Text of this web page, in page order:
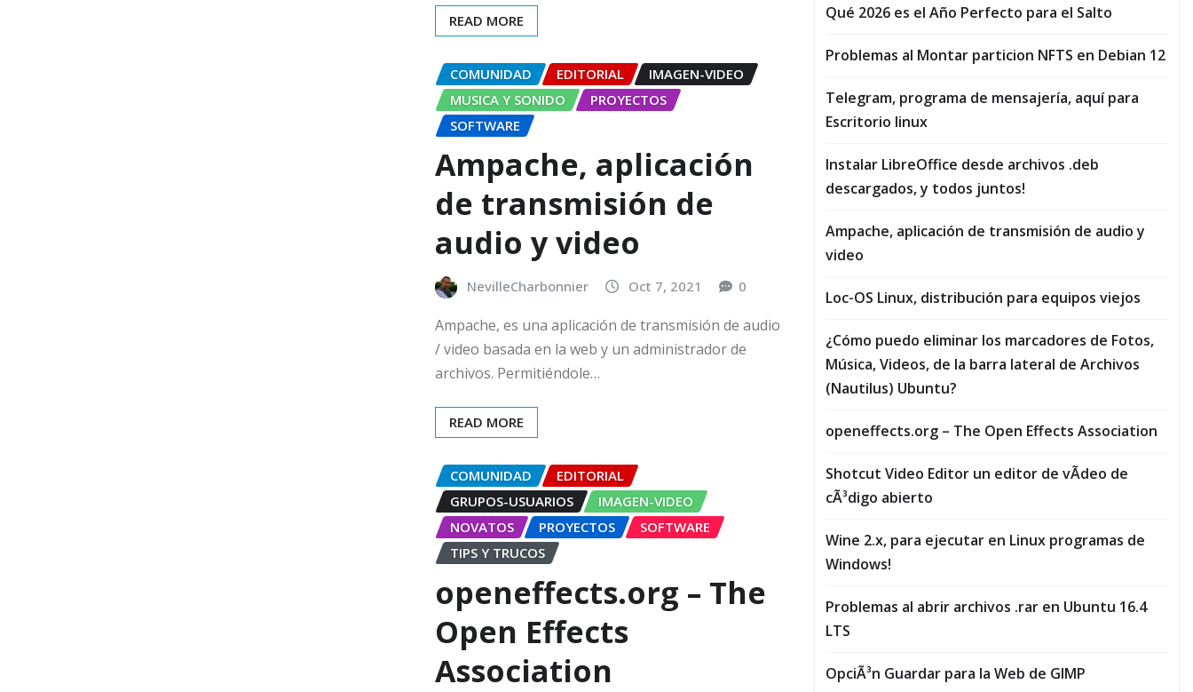
READ MORE
COMUNIDAD EDITORIAL
IMAGEN-VIDEO
MUSICA Y SONIDO
PROYECTOS
SOFTWARE
Ampache, aplicación
de transmisión de
audio y video
NevilleCharbonnier Oct 7, 2021 0
Ampache, es una aplicación de transmisión de audio
/ video basada en la web y un administrador de
archivos. Permitiéndole…
READ MORE
COMUNIDAD
EDITORIAL
GRUPOS-USUARIOS
IMAGEN-VIDEO
NOVATOS
PROYECTOS
SOFTWARE
TIPS Y TRUCOS
openeffects.org – The
Open Effects
Association
Qué 2026 es el Año Perfecto para el Salto
Problemas al Montar particion NFTS en Debian 12
Telegram, programa de mensajería, aquí para
Escritorio linux
Instalar LibreOffice desde archivos .deb
descargados, y todos juntos!
Ampache, aplicación de transmisión de audio y
video
Loc-OS Linux, distribución para equipos viejos
¿Cómo puedo eliminar los marcadores de Fotos,
Música, Vi­deos, de la barra lateral de Archivos
(Nautilus) Ubuntu?
openeffects.org – The Open Effects Association
Shotcut Video Editor un editor de vÃ­deo de
cÃ³digo abierto
Wine 2.x, para ejecutar en Linux programas de
Windows!
Problemas al abrir archivos .rar en Ubuntu 16.4
LTS
OpciÃ³n Guardar para la Web de GIMP